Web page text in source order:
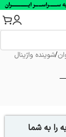
/شوینده واژینال
را به شما